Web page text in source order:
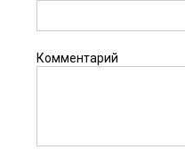
Комментарий